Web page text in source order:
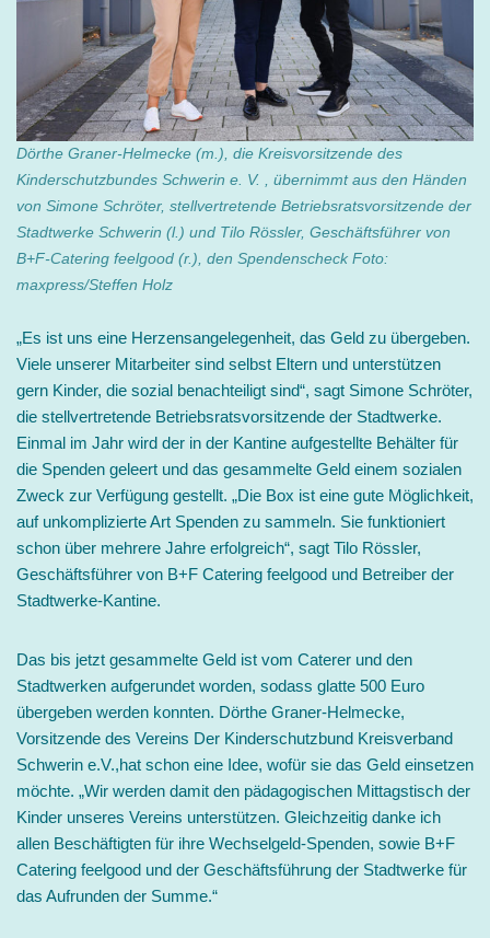
Dörthe Graner-Helmecke (m.), die Kreisvorsitzende des
Kinderschutzbundes Schwerin e. V. , übernimmt aus den Händen
von Simone Schröter, stellvertretende Betriebsratsvorsitzende der
Stadtwerke Schwerin (l.) und Tilo Rössler, Geschäftsführer von
B+F-Catering feelgood (r.), den Spendenscheck Foto:
maxpress/Steffen Holz
„Es ist uns eine Herzensangelegenheit, das Geld zu übergeben.
Viele unserer Mitarbeiter sind selbst Eltern und unterstützen
gern Kinder, die sozial benachteiligt sind“, sagt Simone Schröter,
die stellvertretende Betriebsratsvorsitzende der Stadtwerke.
Einmal im Jahr wird der in der Kantine aufgestellte Behälter für
die Spenden geleert und das gesammelte Geld einem sozialen
Zweck zur Verfügung gestellt. „Die Box ist eine gute Möglichkeit,
auf unkomplizierte Art Spenden zu sammeln. Sie funktioniert
schon über mehrere Jahre erfolgreich“, sagt Tilo Rössler,
Geschäftsführer von B+F Catering feelgood und Betreiber der
Stadtwerke-Kantine.
Das bis jetzt gesammelte Geld ist vom Caterer und den
Stadtwerken aufgerundet worden, sodass glatte 500 Euro
übergeben werden konnten. Dörthe Graner-Helmecke,
Vorsitzende des Vereins Der Kinderschutzbund Kreisverband
Schwerin e.V.,hat schon eine Idee, wofür sie das Geld einsetzen
möchte. „Wir werden damit den pädagogischen Mittagstisch der
Kinder unseres Vereins unterstützen. Gleichzeitig danke ich
allen Beschäftigten für ihre Wechselgeld-Spenden, sowie B+F
Catering feelgood und der Geschäftsführung der Stadtwerke für
das Aufrunden der Summe.“